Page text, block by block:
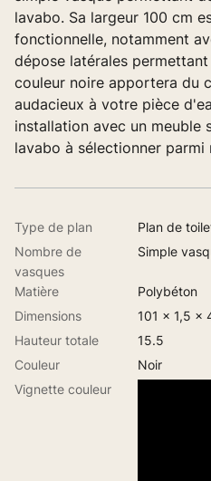
lavabo. Sa largeur 100 cm
fonctionnelle, notamment
dépose latérales
couleur noire apportera du
audacieux à votre pièce
installation avec un meuble
lavabo à sélectionner parmi
Type de plan
Plan de
Nombre de
vasques
Simple
Matière
Polybéton
Dimensions
101 x 1,5 x
Hauteur totale
15.5
Couleur
Noir
Vignette couleur